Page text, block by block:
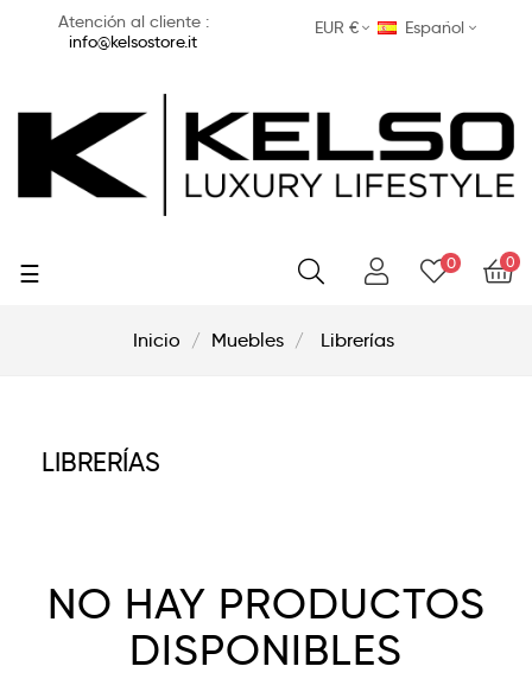
Atención al cliente :
info@kelsostore.it
EUR € Español
0
0
Navegación
☰
Inicio Muebles Librerías
LIBRERÍAS
NO HAY PRODUCTOS
DISPONIBLES